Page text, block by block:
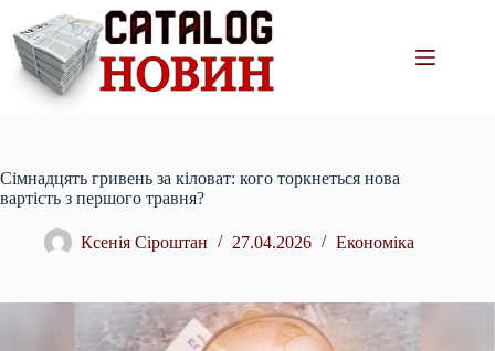
вмісту
Сімнадцять гривень за кіловат: кого торкнеться нова
вартість з першого травня?
Ксенія Сіроштан 27.04.2026 Економіка